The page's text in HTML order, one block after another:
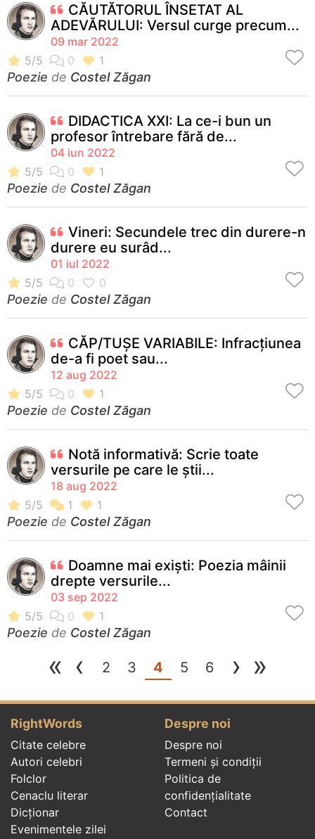
CĂUTĂTORUL ÎNSETAT AL
ADEVĂRULUI: Versul curge precum...
09 mar 2022
Poezie de Costel Zăgan
DIDACTICA XXI: La ce-i bun un
profesor întrebare fără de...
04 iun 2022
Poezie de Costel Zăgan
Vineri: Secundele trec din durere-n
durere eu surâd...
01 iul 2022
Poezie de Costel Zăgan
CĂP/TUȘE VARIABILE: Infracțiunea
de-a fi poet sau...
12 aug 2022
Poezie de Costel Zăgan
Notă informativă: Scrie toate
versurile pe care le ştii...
18 aug 2022
Poezie de Costel Zăgan
Doamne mai exiști: Poezia mâinii
drepte versurile...
03 sep 2022
Poezie de Costel Zăgan
« ‹ 2 3 4(current)
5 6 › »
RightWords
Citate celebre
Autori celebri
Folclor
Cenaclu literar
Dicționar
Evenimentele zilei
Despre noi
Despre noi
Termeni și condiții
Politica de
confidenţialitate
Contact